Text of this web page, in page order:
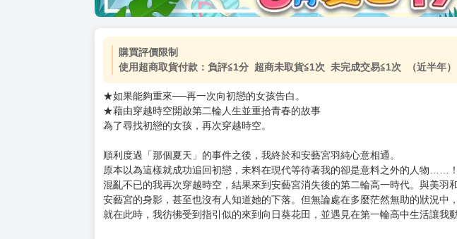
加價購 ( 共
(加購品) 買動漫★《$15元-加固紙箱包裝》
-
+
購買評價限制
使用超商取貨付款：負評≦1分 超商未取貨≦1次 未完成交易≦1次 （近半年）